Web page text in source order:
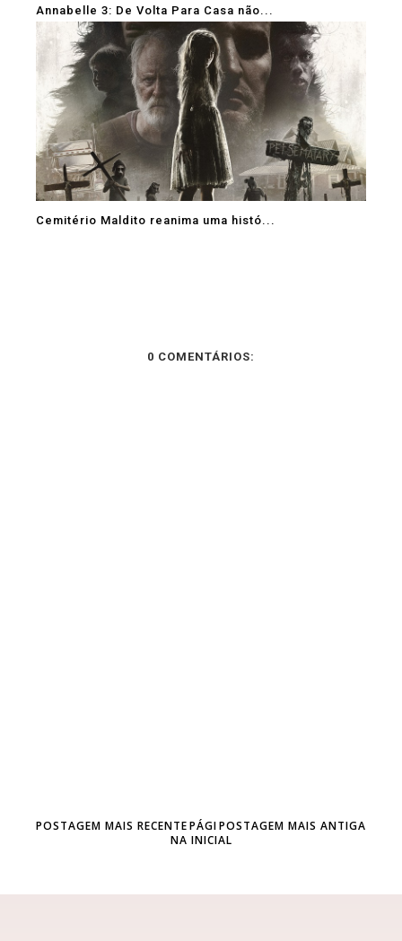
Annabelle 3: De Volta Para Casa não...
Cemitério Maldito reanima uma histó...
0 COMENTÁRIOS:
POSTAGEM MAIS RECENTE POSTAGEM MAIS ANTIGA
PÁGI
NA INICIAL